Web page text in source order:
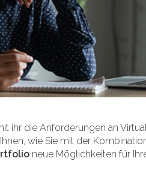
ihr die Anforderungen an
wie Sie mit der
neue Möglichkeiten für